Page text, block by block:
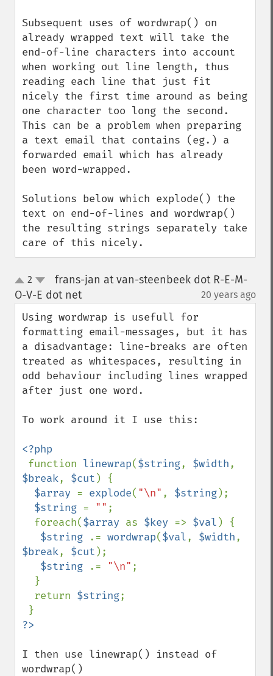
Subsequent uses of wordwrap() on
already wrapped text will take the
end-of-line characters into account
when working out line length, thus
reading each line that just fit
nicely the first time around as being
one character too long the second.
This can be a problem when preparing
a text email that contains (eg.) a
forwarded email which has already
been word-wrapped.
Solutions below which explode() the
text on end-of-lines and wordwrap()
the resulting strings separately take
care of this nicely.
up
down
2
frans-jan at van-steenbeek dot R-E-M-
O-V-E dot net¶ 20 years ago
Using wordwrap is usefull for
formatting email-messages, but it has
a disadvantage: line-breaks are often
treated as whitespaces, resulting in
odd behaviour including lines wrapped
after just one word.
To work around it I use this:
<?php
function linewrap($string, $width
$break, $cut ) {
$array = explode( "\n" , $string);
$string = "" ;
  foreach(
$array as $key => $val ) {
$string
.= wordwrap($val, $width
$break, $cut );
$string
.= "\n" ;
  return
$string;
I then use linewrap() instead of
wordwrap()